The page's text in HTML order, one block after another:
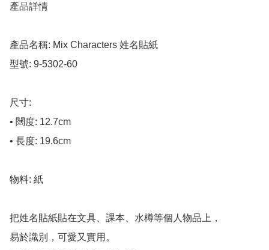
產品詳情
產品名稱: Mix Characters 姓名貼紙
型號: 9-5302-60
尺寸:
• 闊度: 12.7cm
• 長度: 19.6cm
物料: 紙
把姓名貼紙貼在文具、課本、水樽等個人物品上，
易於識別，可愛又實用。